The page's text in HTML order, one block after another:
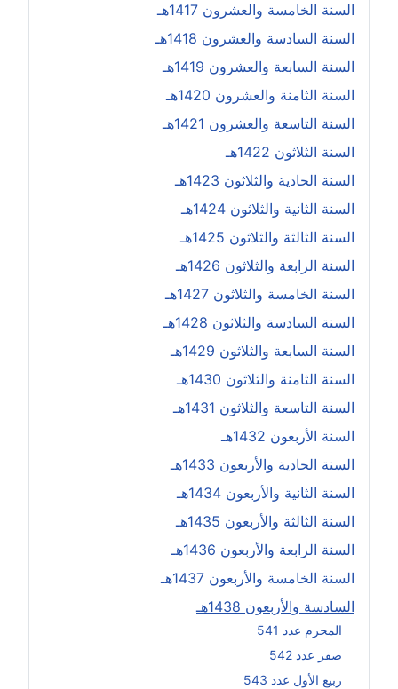
السنة الخامسة والعشرون 1417هـ
السنة السادسة والعشرون 1418هـ
السنة السابعة والعشرون 1419هـ
السنة الثامنة والعشرون 1420هـ
السنة التاسعة والعشرون 1421هـ
السنة الثلاثون 1422هـ
السنة الحادية والثلاثون 1423هـ
السنة الثانية والثلاثون 1424هـ
السنة الثالثة والثلاثون 1425هـ
السنة الرابعة والثلاثون 1426هـ
السنة الخامسة والثلاثون 1427هـ
السنة السادسة والثلاثون 1428هـ
السنة السابعة والثلاثون 1429هـ
السنة الثامنة والثلاثون 1430هـ
السنة التاسعة والثلاثون 1431هـ
السنة الأربعون 1432هـ
السنة الحادية والأربعون 1433هـ
السنة الثانية والأربعون 1434هـ
السنة الثالثة والأربعون 1435هـ
السنة الرابعة والأربعون 1436هـ
السنة الخامسة والأربعون 1437هـ
السادسة والأربعون 1438هـ
المحرم عدد 541
صفر عدد 542
ربيع الأول عدد 543